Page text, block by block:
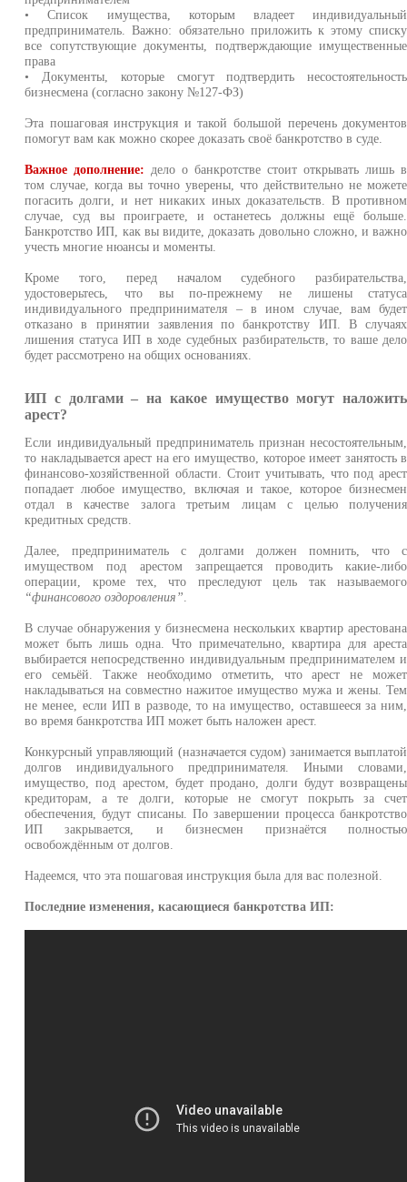
• Список имущества, которым владеет индивидуальный
предприниматель. Важно: обязательно приложить к этому списку
все сопутствующие документы, подтверждающие имущественные
права
• Документы, которые смогут подтвердить несостоятельность
бизнесмена (согласно закону №127-ФЗ)
Эта пошаговая инструкция и такой большой перечень документов
помогут вам как можно скорее доказать своё банкротство в суде.
Важное дополнение: дело о банкротстве стоит открывать лишь в
том случае, когда вы точно уверены, что действительно не можете
погасить долги, и нет никаких иных доказательств. В противном
случае, суд вы проиграете, и останетесь должны ещё больше.
Банкротство ИП, как вы видите, доказать довольно сложно, и важно
учесть многие нюансы и моменты.
Кроме того, перед началом судебного разбирательства,
удостоверьтесь, что вы по-прежнему не лишены статуса
индивидуального предпринимателя – в ином случае, вам будет
отказано в принятии заявления по банкротству ИП. В случаях
лишения статуса ИП в ходе судебных разбирательств, то ваше дело
будет рассмотрено на общих основаниях.
ИП с долгами – на какое имущество могут наложить
арест?
Если индивидуальный предприниматель признан несостоятельным,
то накладывается арест на его имущество, которое имеет занятость в
финансово-хозяйственной области. Стоит учитывать, что под арест
попадает любое имущество, включая и такое, которое бизнесмен
отдал в качестве залога третьим лицам с целью получения
кредитных средств.
Далее, предприниматель с долгами должен помнить, что с
имуществом под арестом запрещается проводить какие-либо
операции, кроме тех, что преследуют цель так называемого
“финансового оздоровления”.
В случае обнаружения у бизнесмена нескольких квартир арестована
может быть лишь одна. Что примечательно, квартира для ареста
выбирается непосредственно индивидуальным предпринимателем и
его семьёй. Также необходимо отметить, что арест не может
накладываться на совместно нажитое имущество мужа и жены. Тем
не менее, если ИП в разводе, то на имущество, оставшееся за ним,
во время банкротства ИП может быть наложен арест.
Конкурсный управляющий (назначается судом) занимается выплатой
долгов индивидуального предпринимателя. Иными словами,
имущество, под арестом, будет продано, долги будут возвращены
кредиторам, а те долги, которые не смогут покрыть за счет
обеспечения, будут списаны. По завершении процесса банкротство
ИП закрывается, и бизнесмен признаётся полностью
освобождённым от долгов.
Надеемся, что эта пошаговая инструкция была для вас полезной.
Последние изменения, касающиеся банкротства ИП: